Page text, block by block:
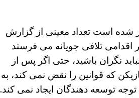
شده است تعداد معینی از گزارش
تلافی جویانه می فرستد
نگران باشید، حتی اگر پس از
که قوانین را نقض نمی کند، به
توسعه دهندگان ایجاد نمی کند.